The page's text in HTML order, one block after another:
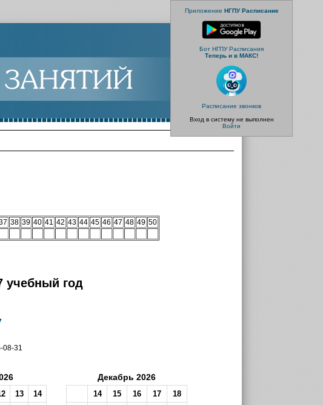
Приложение НГПУ Расписание
Бот НГПУ Расписания
Теперь и в МАКС!
Расписание звонков
Вход в систему не выполнен
Войти
38 39 40 41 42 43 44 45 46 47 48 49 50
учебный год
08-31
13
14
Декабрь 2026
14 15 16 17
18